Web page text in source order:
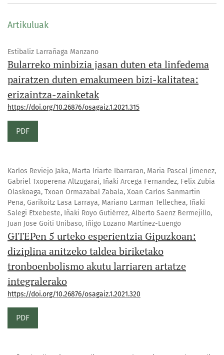
Artikuluak
Estibaliz Larrañaga Manzano
Bularreko minbizia jasan duten eta linfedema
pairatzen duten emakumeen bizi-kalitatea:
erizaintza-zainketak
https://doi.org/10.26876/osagaiz.1.2021.315
PDF
Karlos Reviejo Jaka, Marta Iriarte Ibarraran, Maria Pascal Jimenez,
Gabriel Txoperena Altzugarai, Iñaki Arcega Fernandez, Felix Zubia
Olaskoaga, Txoan Ormazabal Zabala, Xoan Carlos Sanmartin
Pena, Garikoitz Lasa Larraya, Mariano Larman Tellechea, Iñaki
Salegi Etxebeste, Iñaki Royo Gutiérrez, Alberto Saenz Bermejillo,
Juan Jose Goiti Unibaso, Iñigo Lozano Martínez-Luengo
GITEPen 5 urteko esperientzia Gipuzkoan:
diziplina anitzeko taldea biriketako
tronboenbolismo akutu larriaren artatze
integralerako
https://doi.org/10.26876/osagaiz.1.2021.320
PDF